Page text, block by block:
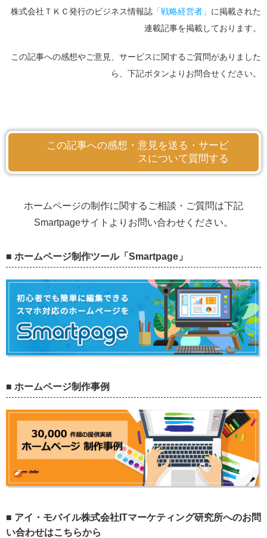
株式会社ＴＫＣ発行のビジネス情報誌 「戦略経営者」 に掲載された
連載記事を掲載しております。
この記事への感想やご意見、サービスに関するご質問がありました
ら、下記ボタンよりお問合せください。
この記事への感想・意見を送る・サービ
スについて質問する
ホームページの制作に関するご相談・ご質問は下記
Smartpageサイトよりお問い合わせください。
■ ホームページ制作ツール「Smartpage」
■ ホームページ制作事例
■ アイ・モバイル株式会社ITマーケティング研究所へのお問
い合わせはこちらから